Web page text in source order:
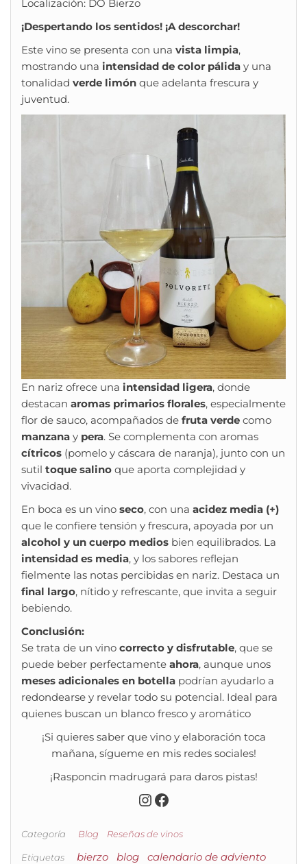
Localización: DO Bierzo
¡Despertando los sentidos! ¡A descorchar!
Este vino se presenta con una vista limpia,
mostrando una intensidad de color pálida y una
tonalidad verde limón que adelanta frescura y
juventud.
En nariz ofrece una intensidad ligera, donde
destacan aromas primarios florales, especialmente
flor de sauco, acompañados de fruta verde como
manzana y pera. Se complementa con aromas
cítricos (pomelo y cáscara de naranja), junto con un
sutil toque salino que aporta complejidad y
vivacidad.
En boca es un vino seco, con una acidez media (+)
que le confiere tensión y frescura, apoyada por un
alcohol y un cuerpo medios bien equilibrados. La
intensidad es media, y los sabores reflejan
fielmente las notas percibidas en nariz. Destaca un
final largo, nítido y refrescante, que invita a seguir
bebiendo.
Conclusión:
Se trata de un vino correcto y disfrutable, que se
puede beber perfectamente ahora, aunque unos
meses adicionales en botella podrían ayudarlo a
redondearse y revelar todo su potencial. Ideal para
quienes buscan un blanco fresco y aromático
¡Si quieres saber que vino y elaboración toca
mañana, sígueme en mis redes sociales!
¡Rasponcin madrugará para daros pistas!
Instagram
Facebook
Categoría Blog Reseñas de vinos
Etiquetas bierzo blog
calendario de adviento